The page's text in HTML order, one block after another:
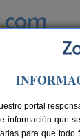
Busca por
portal
que
para que